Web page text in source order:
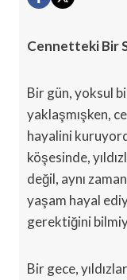
Cennetteki Bir
Bir gün, yoksul
yaklaşmışken,
hayalini
köşesinde,
değil, aynı
yaşam hayal
gerektiğini
Bir gece,